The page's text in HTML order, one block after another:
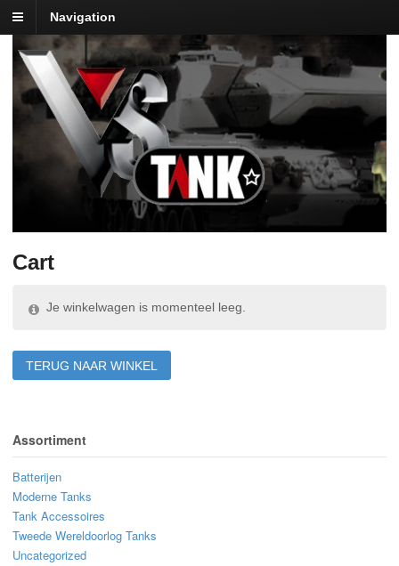
Navigation
Cart
Je winkelwagen is momenteel leeg.
TERUG NAAR WINKEL
Assortiment
Batterijen
Moderne Tanks
Tank Accessoires
Tweede Wereldoorlog Tanks
Uncategorized